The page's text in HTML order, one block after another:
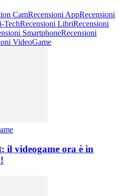
CamRecensioni AppRecensioni
TechRecensioni LibriRecensioni
SmartphoneRecensioni
VideoGame
il videogame ora è in